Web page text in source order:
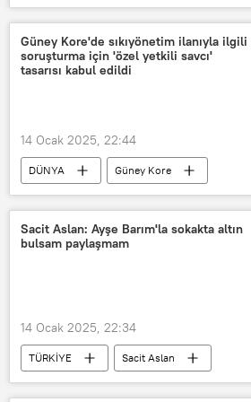
TBMM Meclis Başkanlığı
Meclis Komisyonu
TBMM
TBMM Genel Kurulu
TBMM Başkanlığı
Güney Kore'de sıkıyönetim ilanıyla ilgili
soruşturma için 'özel yetkili savcı'
tasarısı kabul edildi
14 Ocak 2025, 22:44
DÜNYA
Güney Kore
Sıkı yönetim
Yoon Suk-yeol
Özel Yetkili Savcılık
Sacit Aslan: Ayşe Barım'la sokakta altın
bulsam paylaşmam
14 Ocak 2025, 22:34
TÜRKİYE
Sacit Aslan
ayşe barım
Serenay Sarıkaya